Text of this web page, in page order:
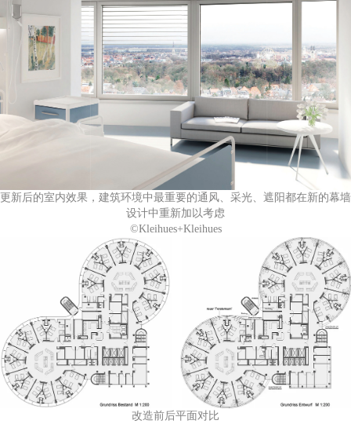
更新后的室内效果，建筑环境中最重要的通风、采光、遮阳都在新的幕墙
设计中重新加以考虑
©Kleihues+Kleihues
改造前后平面对比